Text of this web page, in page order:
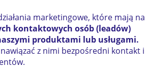
marketingowe, które mają na
kontaktowych osób (leadów)
produktami lub usługami.
z nimi bezpośredni kontakt i